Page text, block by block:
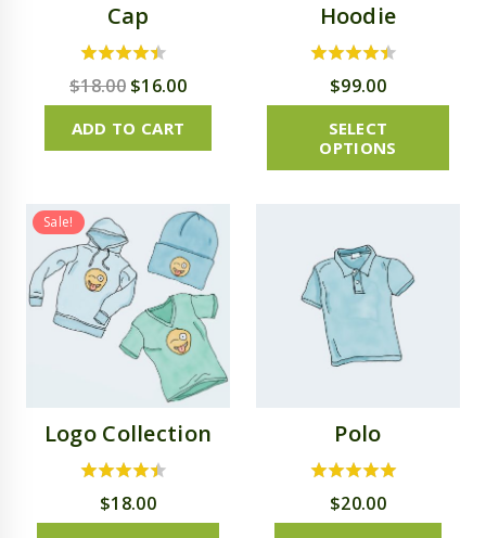
Cap
4.00
out of 5
$18.00 $16.00
ADD TO CART
Hoodie
4.00
out of 5
$99.00
SELECT
OPTIONS
Sale!
Logo Collection
4.00
out of 5
$18.00
Polo
4.50
out of 5
$20.00